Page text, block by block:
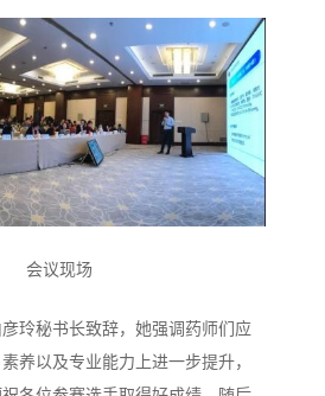
会议现场
玲秘书长致辞，她强调药师们应
养以及专业能力上进一步提升，